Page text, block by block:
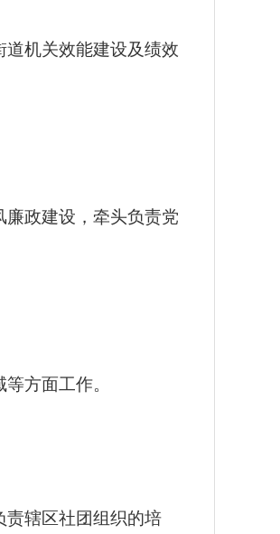
机关效能建设及绩效
政建设，牵头负责党
方面工作。
责辖区社团组织的培